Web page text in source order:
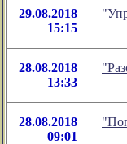
29.08.2018
15:15
28.08.2018
13:33
28.08.2018
09:01